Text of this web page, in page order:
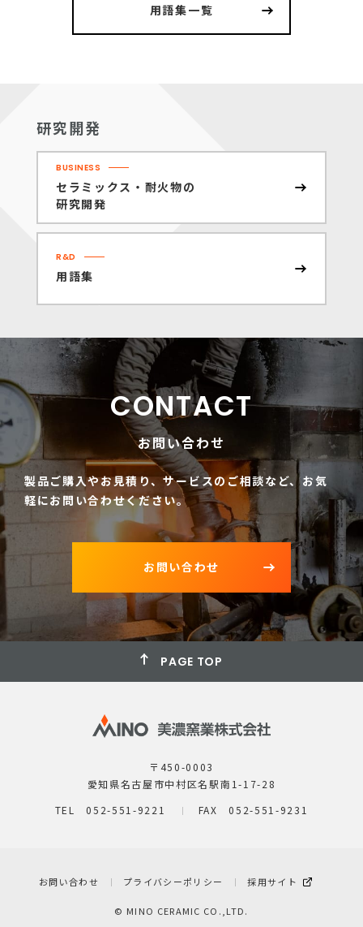
用語集一覧
研究開発
BUSINESS
セラミックス・耐火物の
研究開発
R&D
用語集
CONTACT
お問い合わせ
製品ご購入やお見積り、サービスのご相談など、 お気
軽にお問い合わせください。
お問い合わせ
PAGE TOP
〒450-0003
愛知県名古屋市中村区名駅南1-17-28
TEL 052-551-9221
FAX 052-551-9231
お問い合わせ プライバシーポリシー 採用サイト
© MINO CERAMIC CO.,LTD.